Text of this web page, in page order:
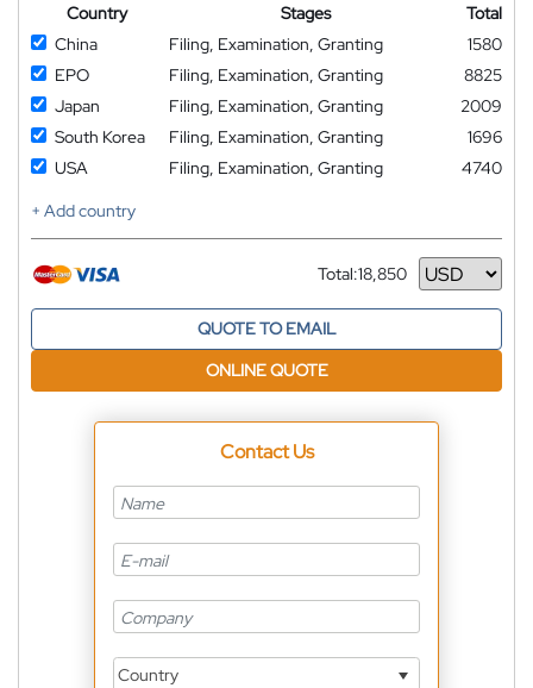
Country Stages
Total
China
Filing, Examination, Granting
1580
EPO
Filing, Examination, Granting
8825
Japan
Filing, Examination, Granting
2009
South Korea
Filing, Examination, Granting
1696
USA
Filing, Examination, Granting
4740
+ Add country
Total:18,850
Currency
QUOTE TO EMAIL
ONLINE QUOTE
Contact Us
Country